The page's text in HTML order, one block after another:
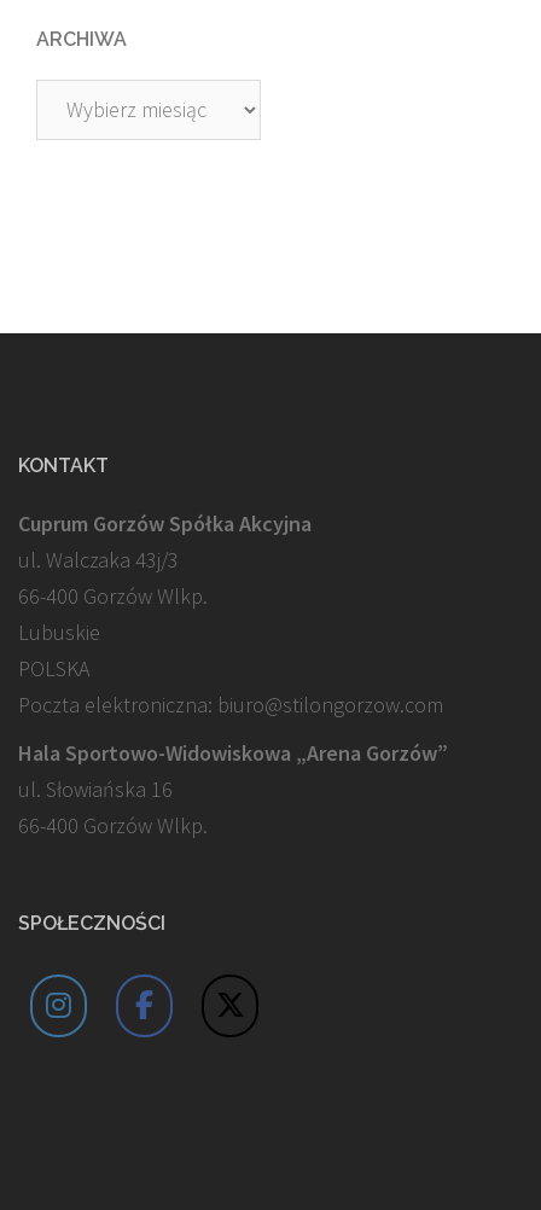
ARCHIWA
Archiwa
KONTAKT
Cuprum Gorzów Spółka Akcyjna
ul. Walczaka 43j/3
66-400 Gorzów Wlkp.
Lubuskie
POLSKA
Poczta elektroniczna: biuro@stilongorzow.com
Hala Sportowo-Widowiskowa „Arena Gorzów”
ul. Słowiańska 16
66-400 Gorzów Wlkp.
SPOŁECZNOŚCI